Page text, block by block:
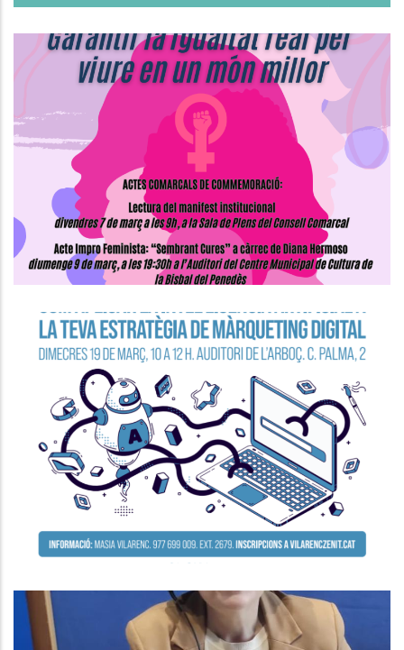
Actes Comarcals De
Commemoració Del Dia
Internacional De Les Dones
S. socials
Seminari Per A La Millora De La
Competitivitat De L’empresa
P. econòmica